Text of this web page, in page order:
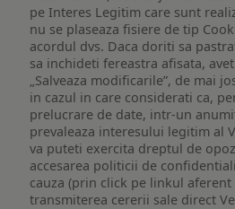
pe Interes Legitim care sunt
nu se plaseaza fisiere de tip
acordul dvs. Daca doriti sa
sa inchideti fereastra afisata,
„Salveaza modificarile”, de mai
in cazul in care considerati ca,
prelucrare de date, intr-un
prevaleaza interesului legitim al
va puteti exercita dreptul de
accesarea politicii de
cauza (prin click pe linkul aferent
transmiterea cererii sale direct